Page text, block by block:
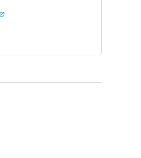
(ouverture dans un nouvel onglet)